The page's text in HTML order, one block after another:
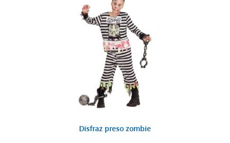
Disfraz preso zombie